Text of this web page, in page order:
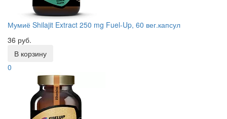
Мумиё Shilajit Extract 250 mg Fuel-Up, 60 вег.капсул
36 руб.
В корзину
0